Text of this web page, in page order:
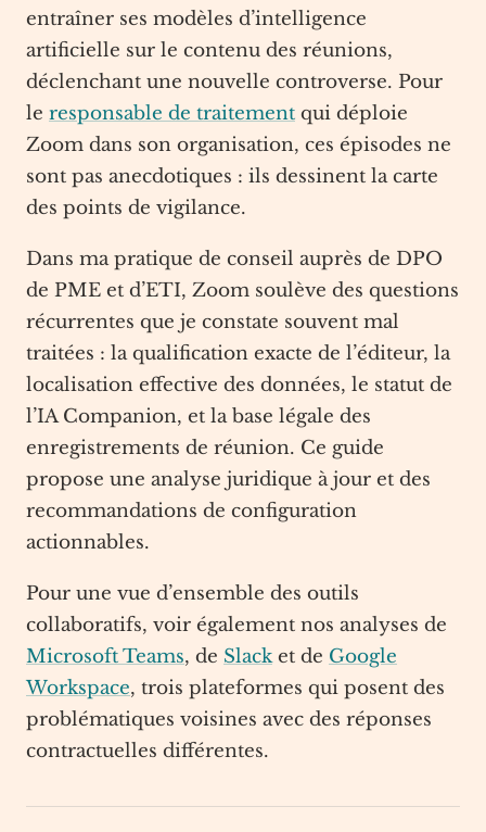
entraîner ses modèles d’intelligence
artificielle sur le contenu des réunions,
déclenchant une nouvelle controverse. Pour
le responsable de traitement qui déploie
Zoom dans son organisation, ces épisodes ne
sont pas anecdotiques : ils dessinent la carte
des points de vigilance.
Dans ma pratique de conseil auprès de DPO
de PME et d’ETI, Zoom soulève des questions
récurrentes que je constate souvent mal
traitées : la qualification exacte de l’éditeur, la
localisation effective des données, le statut de
l’IA Companion, et la base légale des
enregistrements de réunion. Ce guide
propose une analyse juridique à jour et des
recommandations de configuration
actionnables.
Pour une vue d’ensemble des outils
collaboratifs, voir également nos analyses de
Microsoft Teams, de Slacket de Google
Workspace, trois plateformes qui posent des
problématiques voisines avec des réponses
contractuelles différentes.